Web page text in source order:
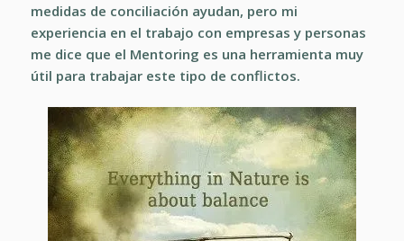
medidas de conciliación ayudan, pero mi
experiencia en el trabajo con empresas y personas
me dice que el Mentoring es una herramienta muy
útil para trabajar este tipo de conflictos.